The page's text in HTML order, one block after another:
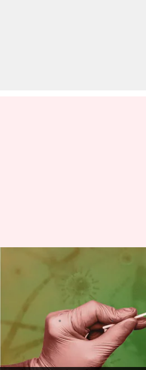
కరోనా ఉద్ధృతి;
4,435మంది వైరస్;
అత్యధికం
వ్రాసిన వారు Stalin Apr 05, 2023 12:29
ఈ వార్తాకథనం ఏంటి